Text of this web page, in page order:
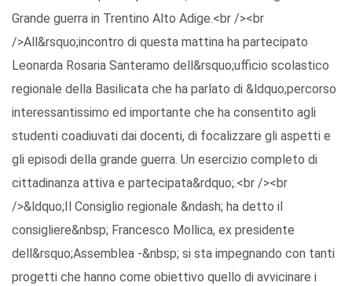
Grande guerra in Trentino Alto Adige.<br /><br
/>All&rsquo;incontro di questa mattina ha partecipato
Leonarda Rosaria Santeramo dell&rsquo;ufficio scolastico
regionale della Basilicata che ha parlato di &ldquo;percorso
interessantissimo ed importante che ha consentito agli
studenti coadiuvati dai docenti, di focalizzare gli aspetti e
gli episodi della grande guerra. Un esercizio completo di
cittadinanza attiva e partecipata&rdquo;.<br /><br
/>&ldquo;Il Consiglio regionale &ndash; ha detto il
consigliere&nbsp; Francesco Mollica, ex presidente
dell&rsquo;Assemblea -&nbsp; si sta impegnando con tanti
progetti che hanno come obiettivo quello di avvicinare i